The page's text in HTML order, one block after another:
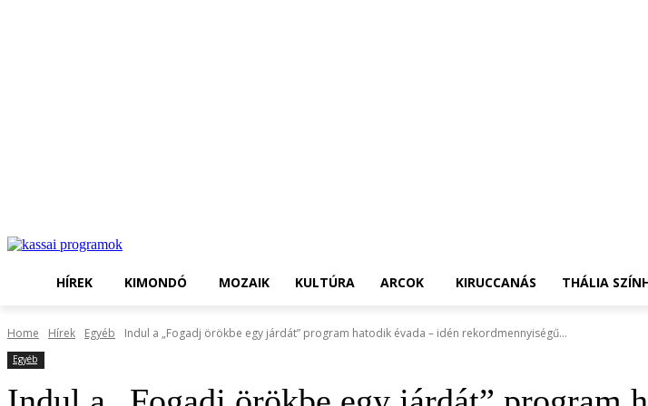
HÍREK KIMONDÓ MOZAIK KULTÚRA ARCOK KIRUCCANÁS THÁLIA
Home Hírek Egyéb Indul a „Fogadj örökbe egy járdát” program hatodik évada – idén rekordmennyiségű...
Egyéb